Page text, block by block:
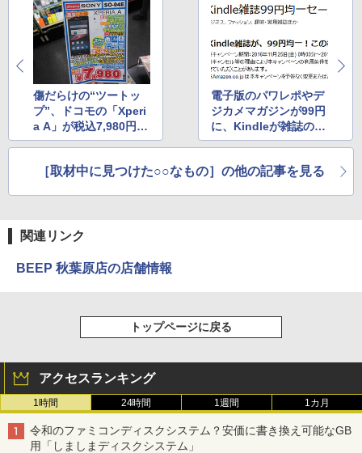
傷だらけの“ツートッ
プ”、ドコモの「Xperi
a A」が税込7,980円で
大量入荷
電子版のパワレポやデ
ジカメマガジンが99円
に、Kindleが雑誌のセ
ールを実施
［取材中に見つけた○○なもの］の他の記事を見る
関連リンク
BEEP 秋葉原店の店舗情報
トップページに戻る
アクセスランキング
1時間 24時間 1週間 1カ月
令和のファミコンディスクシステム？安価に書き換え可能なGB
用「しましまディスクシステム」